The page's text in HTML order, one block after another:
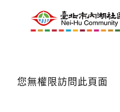
您無權限訪問此頁面